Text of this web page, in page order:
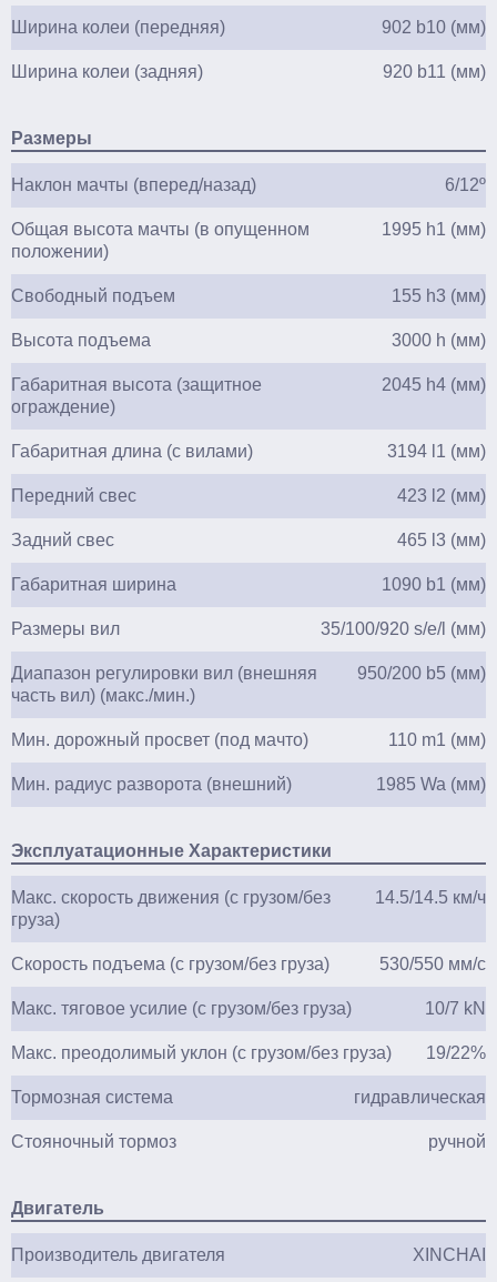
Ширина колеи (передняя) 902 b10 (мм)
Ширина колеи (задняя) 920 b11 (мм)
Размеры
Наклон мачты (вперед/назад) 6/12º
Общая высота мачты (в опущенном
положении)
1995 h1 (мм)
Свободный подъем 155 h3 (мм)
Высота подъема 3000 h (мм)
Габаритная высота (защитное
ограждение)
2045 h4 (мм)
Габаритная длина (с вилами) 3194 l1 (мм)
Передний свес 423 l2 (мм)
Задний свес 465 l3 (мм)
Габаритная ширина 1090 b1 (мм)
Размеры вил 35/100/920 s/e/l (мм)
Диапазон регулировки вил (внешняя
часть вил) (макс./мин.)
950/200 b5 (мм)
Мин. дорожный просвет (под мачто) 110 m1 (мм)
Мин. радиус разворота (внешний) 1985 Wa (мм)
Эксплуатационные Характеристики
Макс. скорость движения (с грузом/без
груза)
14.5/14.5 км/ч
Скорость подъема (с грузом/без груза) 530/550 мм/с
Макс. тяговое усилие (с грузом/без груза) 10/7 kN
Макс. преодолимый уклон (с грузом/без груза) 19/22%
Тормозная система гидравлическая
Стояночный тормоз ручной
Двигатель
Производитель двигателя XINCHAI